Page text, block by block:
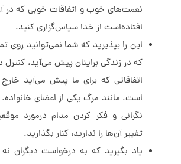
نعمت‌های خوب و اتفاقات خوبی که در آن روز
افتاده‌است از خدا سپاس‌گزاری کنید.
این را بپذیرید که شما نمی‌توانید روی تمام
که در زندگی برایتان پیش می‌آید، کنترل داشته
اتفاقاتی که برای ما پیش می‌آید خارج از
است. مانند مرگ یکی از اعضای خانواده.
نگرانی و فکر کردن مدام درمورد
تغییر آن‌ها را ندارید، کنار بگذارید.
یاد بگیرید که به درخواست دیگران نه